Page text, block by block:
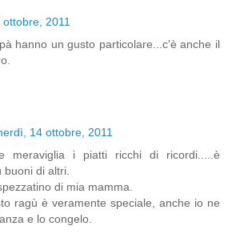
2011
hanno un gusto particolare...c'è anche il
14 ottobre, 2011
meraviglia i piatti ricchi di ricordi.....è
buoni di altri.
di mia mamma.
ragù è veramente speciale, anche io ne
e lo congelo.